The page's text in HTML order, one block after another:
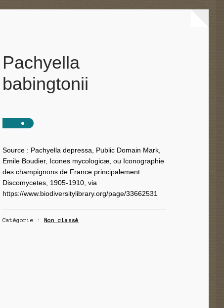
Pachyella
babingtonii
Source : Pachyella depressa, Public Domain Mark,
Emile Boudier, Icones mycologicæ, ou Iconographie
des champignons de France principalement
Discomycetes, 1905-1910, via
https://www.biodiversitylibrary.org/page/33662531
Catégorie :Non classé